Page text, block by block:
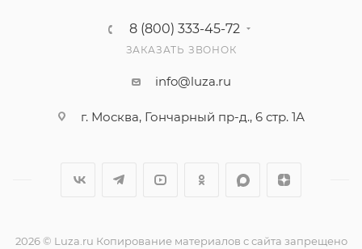
8 (800) 333-45-72
ЗАКАЗАТЬ ЗВОНОК
info@luza.ru
г. Москва, Гончарный пр-д., 6 стр. 1А
2026 © Luza.ru Копирование материалов с сайта запрещено